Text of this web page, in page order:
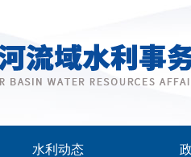
水利动态